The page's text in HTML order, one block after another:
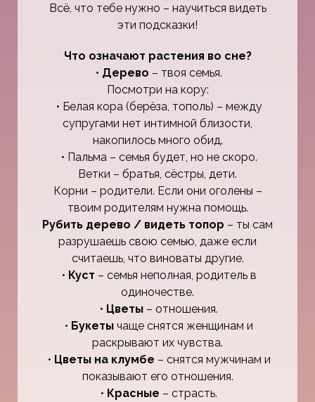
Всё, что тебе нужно – научиться видеть
эти подсказки!
Что означают растения во сне?
• Дерево – твоя семья.
Посмотри на кору:
• Белая кора (берёза, тополь) – между
супругами нет интимной близости,
накопилось много обид.
• Пальма – семья будет, но не скоро.
Ветки – братья, сёстры, дети.
Корни – родители. Если они оголены –
твоим родителям нужна помощь.
Рубить дерево / видеть топор – ты сам
разрушаешь свою семью, даже если
считаешь, что виноваты другие.
• Куст – семья неполная, родитель в
одиночестве.
• Цветы – отношения.
• Букеты чаще снятся женщинам и
раскрывают их чувства.
• Цветы на клумбе – снятся мужчинам и
показывают его отношения.
• Красные – страсть.